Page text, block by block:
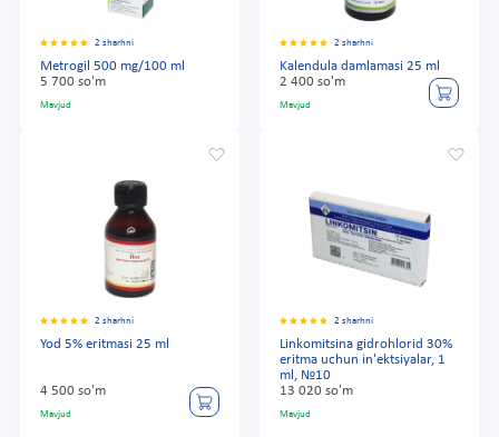
2 sharhni
Metrogil 500 mg/100 ml
5 700 so'm
Mavjud
2 sharhni
Kalendula damlamasi 25 ml
2 400 so'm
Mavjud
2 sharhni
Yod 5% eritmasi 25 ml
4 500 so'm
Mavjud
2 sharhni
Linkomitsina gidrohlorid 30%
eritma uchun in'ektsiyalar, 1
ml, №10
13 020 so'm
Mavjud